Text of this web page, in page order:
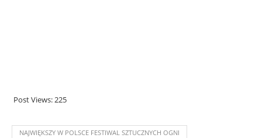
Post Views:225
NAJWIĘKSZY W POLSCE FESTIWAL SZTUCZNYCH OGNI